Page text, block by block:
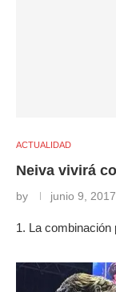
ACTUALIDAD
Neiva vivirá
by junio 9, 2017
1. La